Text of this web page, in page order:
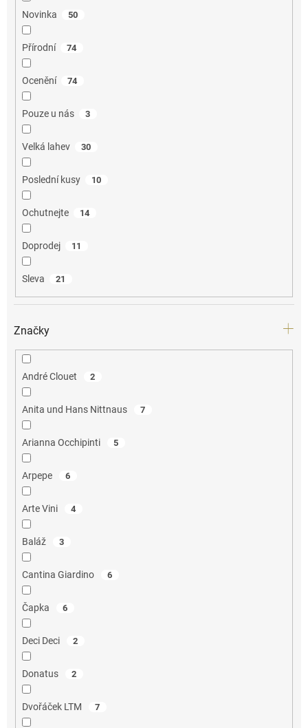
Novinka 50
Přírodní 74
Ocenění 74
Pouze u nás 3
Velká lahev 30
Poslední kusy 10
Ochutnejte 14
Doprodej 11
Sleva 21
Značky
André Clouet 2
Anita und Hans Nittnaus 7
Arianna Occhipinti 5
Arpepe 6
Arte Vini 4
Baláž 3
Cantina Giardino 6
Čapka 6
Deci Deci 2
Donatus 2
Dvořáček LTM 7